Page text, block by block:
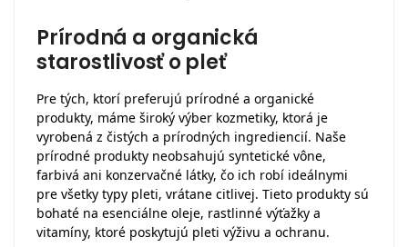
Prírodná a organická
starostlivosť o pleť
Pre tých, ktorí preferujú prírodné a organické
produkty, máme široký výber kozmetiky, ktorá je
vyrobená z čistých a prírodných ingrediencií. Naše
prírodné produkty neobsahujú syntetické vône,
farbivá ani konzervačné látky, čo ich robí ideálnymi
pre všetky typy pleti, vrátane citlivej. Tieto produkty sú
bohaté na esenciálne oleje, rastlinné výťažky a
vitamíny, ktoré poskytujú pleti výživu a ochranu.